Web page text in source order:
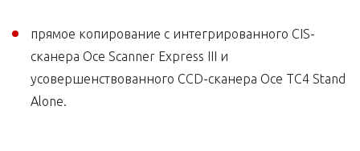
прямое копирование с интегрированного CIS-
сканера Oce Scanner Express III и
усовершенствованного CCD-сканера Oce TC4 Stand
Alone.